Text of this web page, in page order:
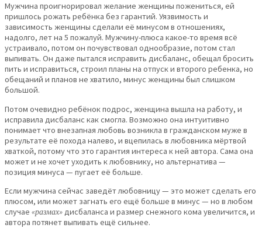
Мужчина проигнорировал желание женщины пожениться, ей
пришлось рожать ребёнка без гарантий. Уязвимость и
зависимость женщины сделали её минусом в отношениях,
надолго, лет на 5 пожалуй. Мужчину-плюса какое-то время всё
устраивало, потом он почувствовал однообразие, потом стал
выпивать. Он даже пытался исправить дисбаланс, обещал бросить
пить и исправиться, строил планы на отпуск и второго ребенка, но
обещаний и планов не хватило, минус женщины был слишком
большой.
Потом очевидно ребёнок подрос, женщина вышла на работу, и
исправила дисбаланс как смогла. Возможно она интуитивно
понимает что внезапная любовь возникла в гражданском муже в
результате её похода налево, и вцепилась в любовника мёртвой
хваткой, потому что это гарантия интереса к ней автора. Сама она
может и не хочет уходить к любовнику, но альтернатива —
позиция минуса — пугает её больше.
Если мужчина сейчас заведёт любовницу — это может сделать его
плюсом, или может загнать его ещё больше в минус — но в любом
случае «размах»дисбаланса и размер снежного кома увеличится, и
автора потянет выпивать ещё сильнее.